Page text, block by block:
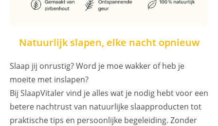
Natuurlijk slapen, elke nacht opnieuw
Slaap jij onrustig? Word je moe wakker of heb je
moeite met inslapen?
Bij SlaapVitaler vind je alles wat je nodig hebt voor een
betere nachtrust van natuurlijke slaapproducten tot
praktische tips en persoonlijke begeleiding. Zonder